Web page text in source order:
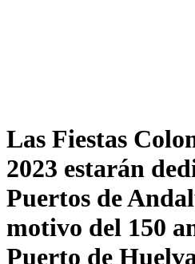
Las Fiestas
2023 estarán
Puertos de
motivo del 150
Puerto de